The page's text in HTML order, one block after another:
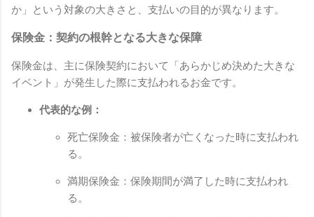
か」という対象の大きさと、支払いの目的が異なります。
保険金：契約の根幹となる大きな保障
保険金は、主に保険契約において「あらかじめ決めた大きな
イベント」が発生した際に支払われるお金です。
代表的な例：
死亡保険金：被保険者が亡くなった時に支払われ
る。
満期保険金：保険期間が満了した時に支払われ
る。